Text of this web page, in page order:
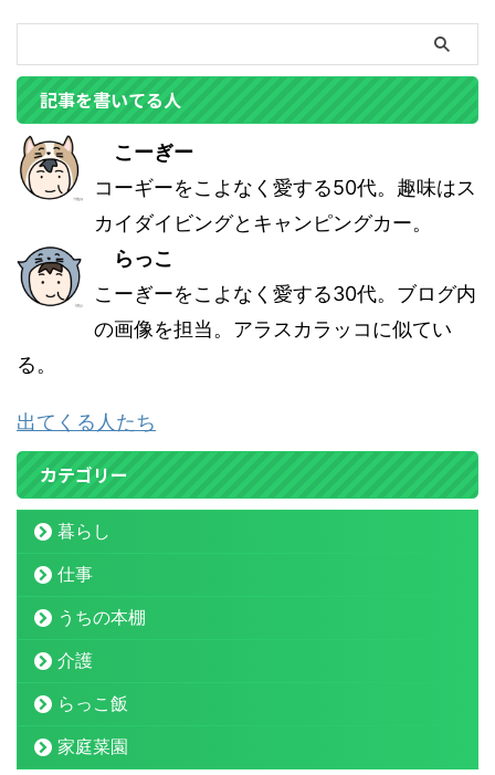
記事を書いてる人
こーぎー
コーギーをこよなく愛する50代。趣味はス
カイダイビングとキャンピングカー。
らっこ
こーぎーをこよなく愛する30代。ブログ内
の画像を担当。アラスカラッコに似てい
る。
出てくる人たち
カテゴリー
暮らし
仕事
うちの本棚
介護
らっこ飯
家庭菜園